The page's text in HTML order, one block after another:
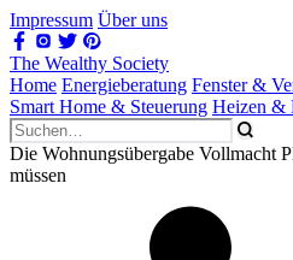
Impressum Über uns
The Wealthy Society
Home Energieberatung Fenster &
Smart Home & Steuerung Heizen &
Die Wohnungsübergabe Vollmacht
müssen